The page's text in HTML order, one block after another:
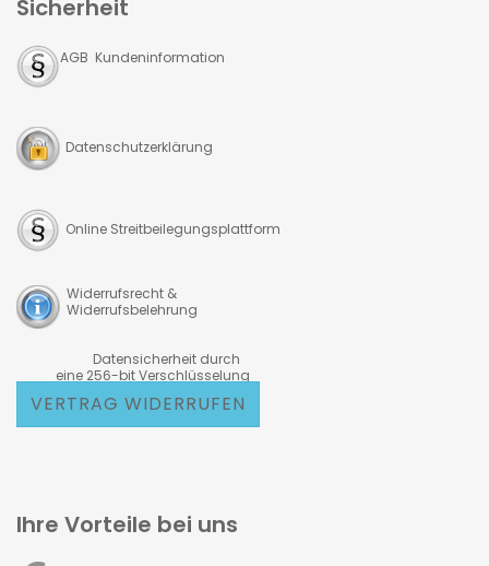
Sicherheit
AGB Kundeninformation
Datenschutzerklärung
Online Streitbeilegungsplattform
Widerrufsrecht &
Widerrufsbelehrung
Datensicherheit durch
eine 256-bit Verschlüsselung
VERTRAG WIDERRUFEN
Ihre Vorteile bei uns